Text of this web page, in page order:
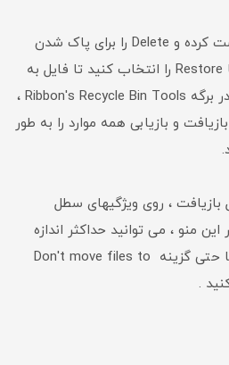
روی موارد جداگانه کلیک راست کرده و Delete را برای پاک شدن
دائمی آنها انتخاب کنید ، یا Restore را انتخاب کنید تا فایل به
محل اصلی خود ارسال شود. در برگه Ribbon's Recycle Bin Tools ،
و بازیابی همه موارد را به طور
بازیافت ، روی ویژگیهای سطل
منو ، می توانید حداکثر اندازه
سطل زباله را تغییر دهید ، یا حتی گزینه Don't move files to